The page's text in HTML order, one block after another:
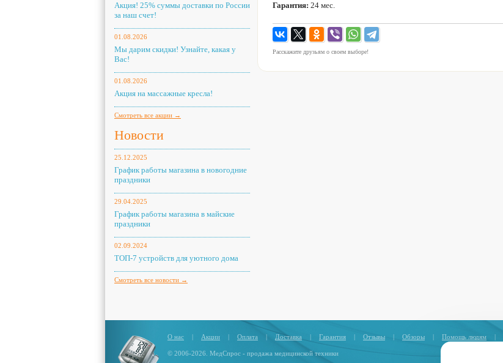
Акция! 25% суммы доставки по России
за наш счет!
01.08.2026
Мы дарим скидки! Узнайте, какая у
Вас!
01.08.2026
Акция на массажные кресла!
Смотреть все акции →
Новости
25.12.2025
График работы магазина в новогодние
праздники
29.04.2025
График работы магазина в майские
праздники
02.09.2024
ТОП-7 устройств для уютного дома
Смотреть все новости →
Гарантия: 24 мес.
Расскажите друзьям о своем выборе!
О нас | Акции | Оплата | Доставка | Гарантия | Отзывы | Обзоры | Помощь людям |
© 2006-2026. МедСпрос - продажа медицинской техники